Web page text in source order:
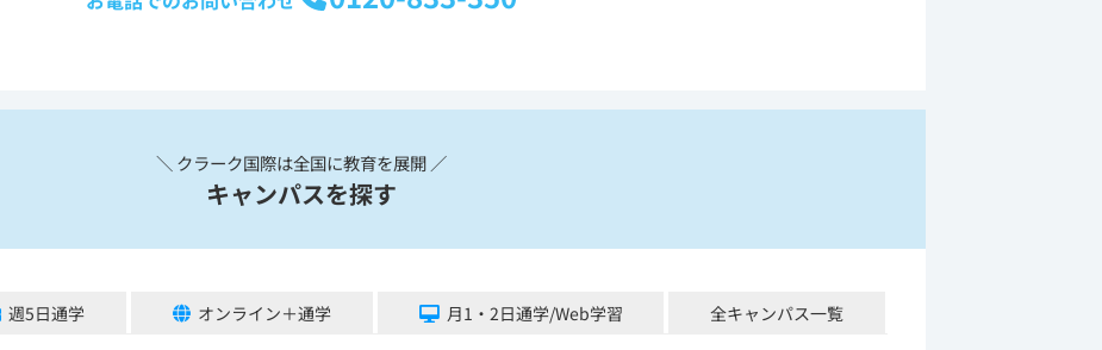
＼ クラーク国際は全国に教育を展開 ／
キャンパスを探す
週5日通学 オンライン＋通学 月1・2日通学/Web学習 全キャンパス一覧